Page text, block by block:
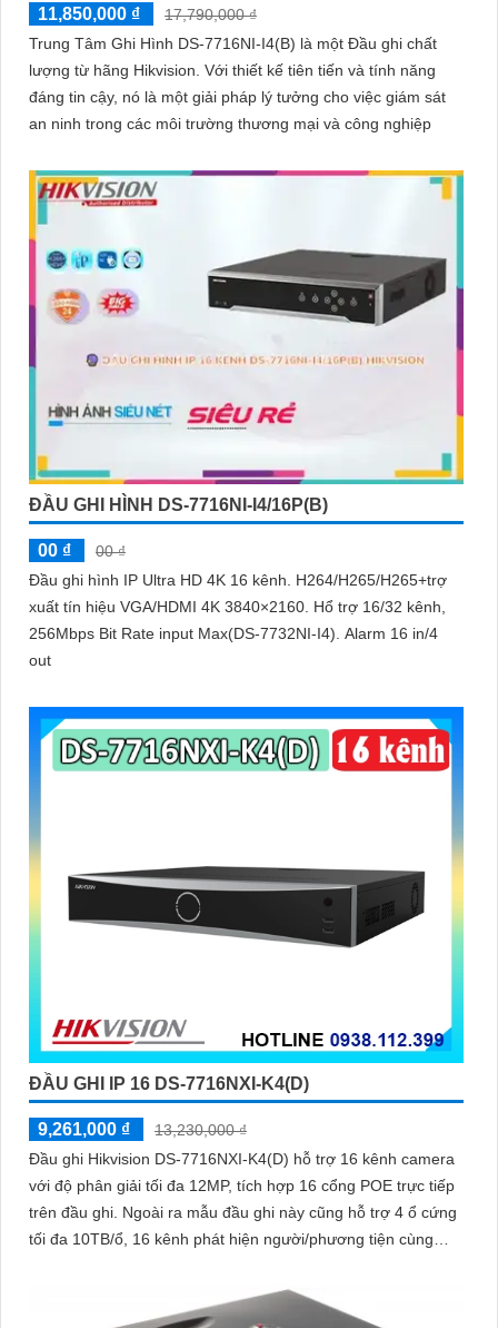
11,850,000 ₫
17,790,000 ₫
Trung Tâm Ghi Hình DS-7716NI-I4(B) là một Đầu ghi chất
lượng từ hãng Hikvision. Với thiết kế tiên tiến và tính năng
đáng tin cậy, nó là một giải pháp lý tưởng cho việc giám sát
an ninh trong các môi trường thương mại và công nghiệp
ĐẦU GHI HÌNH DS-7716NI-I4/16P(B)
00 ₫
00 ₫
Đầu ghi hình IP Ultra HD 4K 16 kênh. H264/H265/H265+trợ
xuất tín hiệu VGA/HDMI 4K 3840×2160. Hổ trợ 16/32 kênh,
256Mbps Bit Rate input Max(DS-7732NI-I4). Alarm 16 in/4
out
ĐẦU GHI IP 16 DS-7716NXI-K4(D)
9,261,000 ₫
13,230,000 ₫
Đầu ghi Hikvision DS-7716NXI-K4(D) hỗ trợ 16 kênh camera
với độ phân giải tối đa 12MP, tích hợp 16 cổng POE trực tiếp
trên đầu ghi. Ngoài ra mẫu đầu ghi này cũng hỗ trợ 4 ổ cứng
tối đa 10TB/ổ, 16 kênh phát hiện người/phương tiện cùng